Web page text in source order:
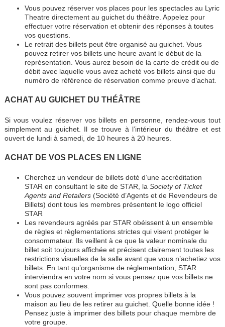
Vous pouvez réserver vos places pour les spectacles au Lyric
Theatre directement au guichet du théâtre. Appelez pour
effectuer votre réservation et obtenir des réponses à toutes
vos questions.
Le retrait des billets peut être organisé au guichet. Vous
pouvez retirer vos billets une heure avant le début de la
représentation. Vous aurez besoin de la carte de crédit ou de
débit avec laquelle vous avez acheté vos billets ainsi que du
numéro de référence de réservation comme preuve d’achat.
ACHAT AU GUICHET DU THÉÂTRE
Si vous voulez réserver vos billets en personne, rendez-vous tout
simplement au guichet. Il se trouve à l’intérieur du théâtre et est
ouvert de lundi à samedi, de 10 heures à 20 heures.
ACHAT DE VOS PLACES EN LIGNE
Cherchez un vendeur de billets doté d’une accréditation
STAR en consultant le site de STAR, la Society of Ticket
Agents and Retailers(Société d’Agents et de Revendeurs de
Billets) dont tous les membres présentent le logo officiel
STAR
Les revendeurs agréés par STAR obéissent à un ensemble
de règles et règlementations strictes qui visent protéger le
consommateur. Ils veillent à ce que la valeur nominale du
billet soit toujours affichée et précisent clairement toutes les
restrictions visuelles de la salle avant que vous n’achetiez vos
billets. En tant qu’organisme de réglementation, STAR
interviendra en votre nom si vous pensez que vos billets ne
sont pas conformes.
Vous pouvez souvent imprimer vos propres billets à la
maison au lieu de les retirer au guichet. Quelle bonne idée !
Pensez juste à imprimer des billets pour chaque membre de
votre groupe.